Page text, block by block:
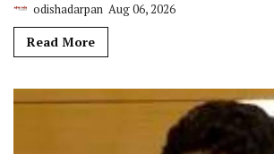
odishadarpan Aug 06, 2026
Read More